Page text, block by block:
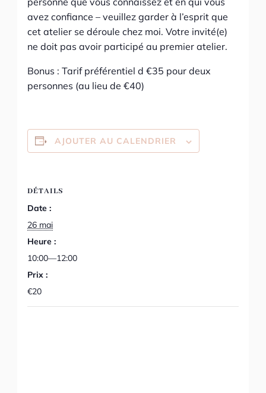
avez confiance – veuillez garder à l’esprit que
cet atelier se déroule chez moi. Votre invité(e)
ne doit pas avoir participé au premier atelier.
Bonus : Tarif préférentiel d €35 pour deux
personnes (au lieu de €40)
AJOUTER AU CALENDRIER
DÉTAILS
Date :
26 mai
Heure :
10:00—12:00
Prix :
€20